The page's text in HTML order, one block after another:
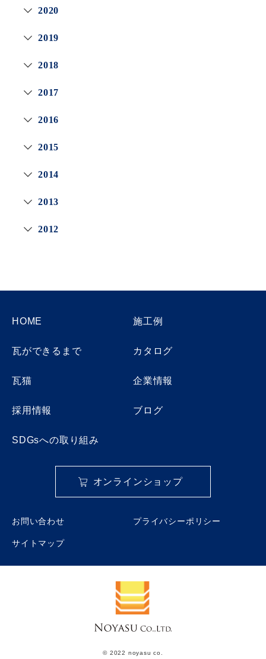
2020
2019
2018
2017
2016
2015
2014
2013
2012
HOME 施工例
瓦ができるまで カタログ
瓦猫 企業情報
採用情報 ブログ
SDGsへの取り組み
オンラインショップ
お問い合わせ プライバシーポリシー
サイトマップ
© 2022 noyasu co.